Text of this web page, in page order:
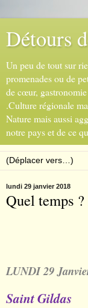
Détours
Un peu de tout sur
promenades ou de
de cœur,
.Culture régionale
Nature mais aussi
notre pays et de ce
lundi 29 janvier 2018
Quel temps
LUNDI 29
Saint Gildas